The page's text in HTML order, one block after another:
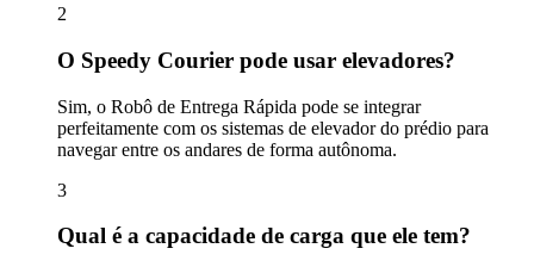
2
O Speedy Courier pode usar elevadores?
Sim, o Robô de Entrega Rápida pode se integrar
perfeitamente com os sistemas de elevador do prédio para
navegar entre os andares de forma autônoma.
3
Qual é a capacidade de carga que ele tem?